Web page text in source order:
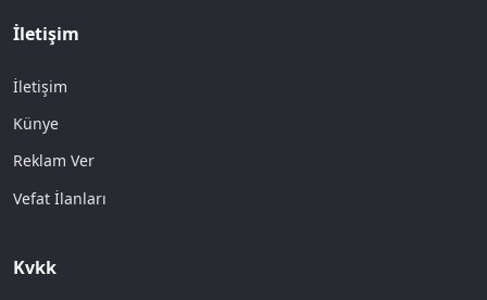
İletişim
İletişim
Künye
Reklam Ver
Vefat İlanları
Kvkk